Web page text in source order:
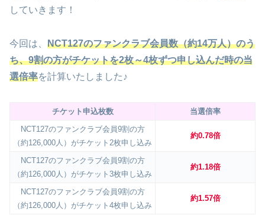
していきます！
今回は、 NCT127のファンクラブ会員数（約14万人）のう
ち、9割の方がチケットを2枚～4枚ずつ申し込んだ時の当
選倍率を計算いたしました♪
チケット申込枚数
当選倍率
NCT127のファンクラブ会員9割の方
（約126,000人）がチケット2枚申し込み
約0.78倍
NCT127のファンクラブ会員9割の方
（約126,000人）がチケット3枚申し込み
約1.18倍
NCT127のファンクラブ会員9割の方
（約126,000人）がチケット4枚申し込み
約1.57倍